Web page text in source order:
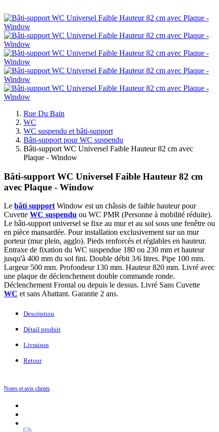
Rue Du Bain
WC
WC suspendu et bâti-support
Bâti-support pour WC suspendu
Bâti-support WC Universel Faible Hauteur 82 cm avec
Plaque - Window
Bâti-support WC Universel Faible Hauteur 82 cm
avec Plaque - Window
Le bâti supportWindow est un châssis de faible hauteur pour
Cuvette WC suspendu ou WC PMR (Personne à mobilité réduite).
Le bâti-support universel se fixe au mur et au sol sous une fenêtre ou
en pièce mansardée. Pour installation exclusivement sur un mur
porteur (mur plein, agglo). Pieds renforcés et réglables en hauteur.
Entraxe de fixation du WC suspendue 180 ou 230 mm et hauteur
jusqu'à 400 mm du sol fini. Double débit 3/6 litres. Pipe 100 mm.
Largeur 500 mm. Profondeur 130 mm. Hauteur 820 mm. Livré avec
une plaque de déclenchement double commande ronde.
Déclenchement Frontal ou depuis le dessus. Livré Sans Cuvette
WC et sans Abattant. Garantie 2 ans.
Description
Détail produit
Livraison
Retour
Notes et avis clients